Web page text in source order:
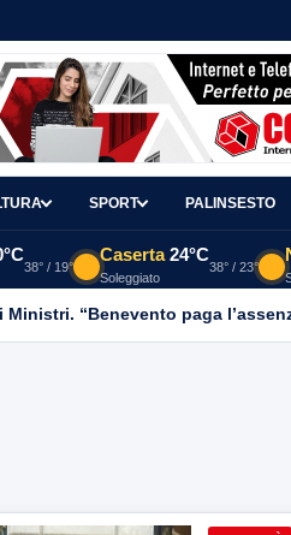
SPORT PALINSESTO
38° / 19°
Caserta 24°C
Soleggiato
38° / 23°
“Benevento paga